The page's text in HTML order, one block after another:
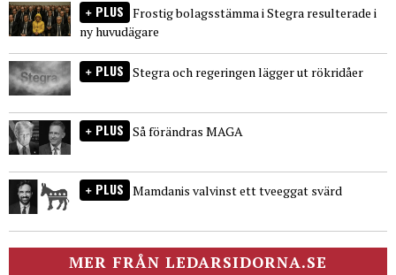
PLUS Frostig bolagsstämma i Stegra resulterade i
ny huvudägare
PLUS Stegra och regeringen lägger ut rökridåer
PLUS Så förändras MAGA
PLUS Mamdanis valvinst ett tveeggat svärd
MER FRÅN LEDARSIDORNA.SE